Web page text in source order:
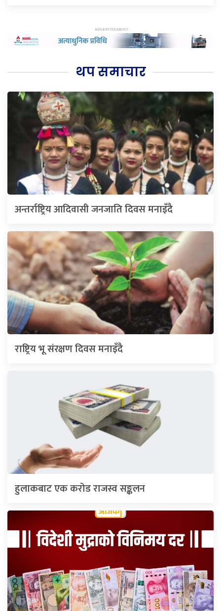
थप समाचार
अन्तर्राष्ट्रिय आदिवासी जनजाति दिवस मनाइँदै
राष्ट्रिय भू संरक्षण दिवस मनाइँदै
हुलाकबाट एक करोड राजस्व सङ्कलन